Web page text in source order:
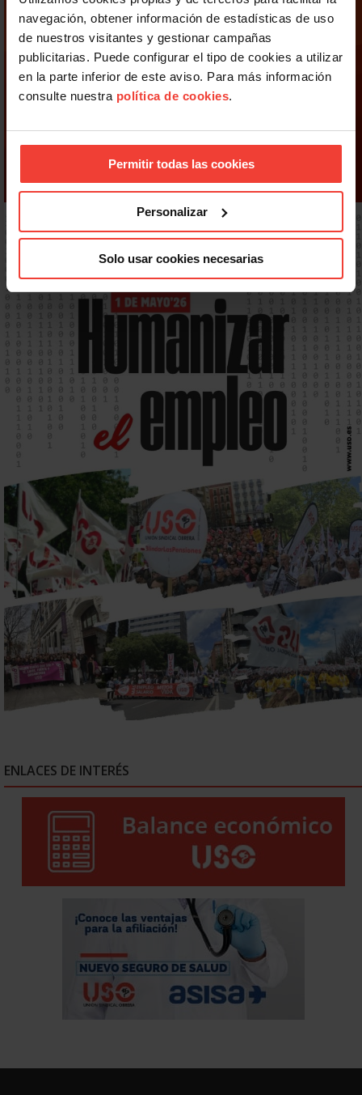
navegación, obtener información de estadísticas de uso
de nuestros visitantes y gestionar campañas
publicitarias. Puede configurar el tipo de cookies a utilizar
en la parte inferior de este aviso. Para más información
consulte nuestra política de cookies.
Permitir todas las cookies
Personalizar
Solo usar cookies necesarias
ENLACES DE INTERÉS